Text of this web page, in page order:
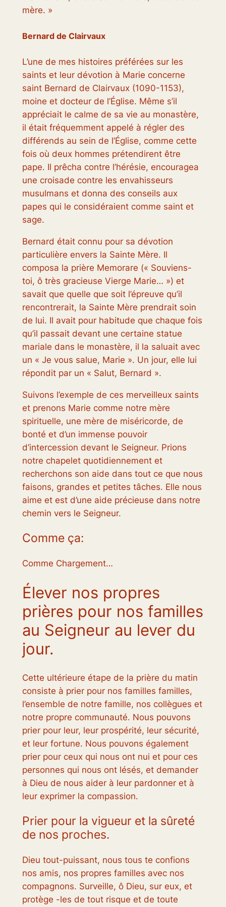
mère. »
Bernard de Clairvaux
L’une de mes histoires préférées sur les
saints et leur dévotion à Marie concerne
saint Bernard de Clairvaux (1090-1153),
moine et docteur de l’Église. Même s’il
appréciait le calme de sa vie au monastère,
il était fréquemment appelé à régler des
différends au sein de l’Église, comme cette
fois où deux hommes prétendirent être
pape. Il prêcha contre l’hérésie, encouragea
une croisade contre les envahisseurs
musulmans et donna des conseils aux
papes qui le considéraient comme saint et
sage.
Bernard était connu pour sa dévotion
particulière envers la Sainte Mère. Il
composa la prière Memorare (« Souviens-
toi, ô très gracieuse Vierge Marie… ») et
savait que quelle que soit l’épreuve qu’il
rencontrerait, la Sainte Mère prendrait soin
de lui. Il avait pour habitude que chaque fois
qu’il passait devant une certaine statue
mariale dans le monastère, il la saluait avec
un « Je vous salue, Marie ». Un jour, elle lui
répondit par un « Salut, Bernard ».
Suivons l’exemple de ces merveilleux saints
et prenons Marie comme notre mère
spirituelle, une mère de miséricorde, de
bonté et d’un immense pouvoir
d’intercession devant le Seigneur. Prions
notre chapelet quotidiennement et
recherchons son aide dans tout ce que nous
faisons, grandes et petites tâches. Elle nous
aime et est d’une aide précieuse dans notre
chemin vers le Seigneur.
Comme ça:
Comme Chargement…
Élever nos propres
prières pour nos familles
au Seigneur au lever du
jour.
Cette ultérieure étape de la prière du matin
consiste à prier pour nos familles familles,
l’ensemble de notre famille, nos collègues et
notre propre communauté. Nous pouvons
prier pour leur, leur prospérité, leur sécurité,
et leur fortune. Nous pouvons également
prier pour ceux qui nous ont nui et pour ces
personnes qui nous ont lésés, et demander
à Dieu de nous aider à leur pardonner et à
leur exprimer la compassion.
Prier pour la vigueur et la sûreté
de nos proches.
Dieu tout-puissant, nous tous te confions
nos amis, nos propres familles avec nos
compagnons. Surveille, ô Dieu, sur eux, et
protège -les de tout risque et de toute